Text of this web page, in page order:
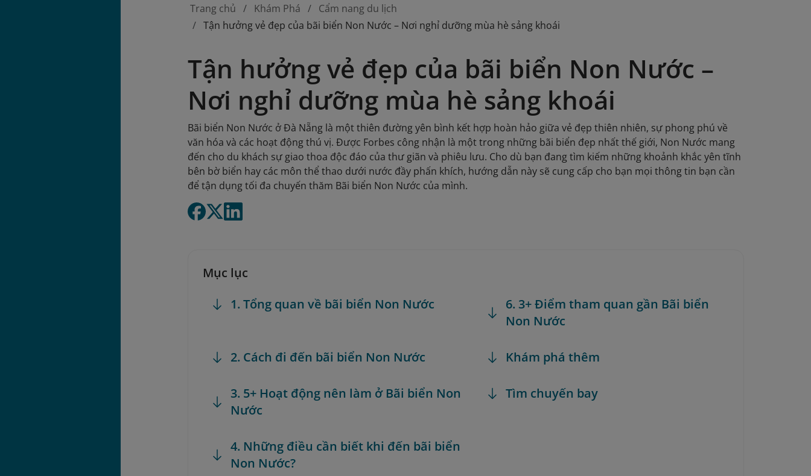
Trang chủ Khám Phá
Cẩm nang du lịch
Tận hưởng vẻ đẹp của bãi biển Non Nước – Nơi nghỉ dưỡng mùa hè sảng khoái
Tận hưởng vẻ đẹp của bãi biển Non Nước –
Nơi nghỉ dưỡng mùa hè sảng khoái
Bãi biển Non Nước ở Đà Nẵng là một thiên đường yên bình kết hợp hoàn hảo giữa vẻ đẹp thiên nhiên, sự phong phú về
văn hóa và các hoạt động thú vị. Được Forbes công nhận là một trong những bãi biển đẹp nhất thế giới, Non Nước mang
đến cho du khách sự giao thoa độc đáo của thư giãn và phiêu lưu. Cho dù bạn đang tìm kiếm những khoảnh khắc yên tĩnh
bên bờ biển hay các môn thể thao dưới nước đầy phấn khích, hướng dẫn này sẽ cung cấp cho bạn mọi thông tin bạn cần
để tận dụng tối đa chuyến thăm Bãi biển Non Nước của mình.​
Mục lục
1. Tổng quan về bãi biển Non Nước
2. Cách đi đến bãi biển Non Nước
3. 5+ Hoạt động nên làm ở Bãi biển Non
Nước
4. Những điều cần biết khi đến bãi biển
Non Nước?
6. 3+ Điểm tham quan gần Bãi biển
Non Nước
Khám phá thêm
Tìm chuyến bay